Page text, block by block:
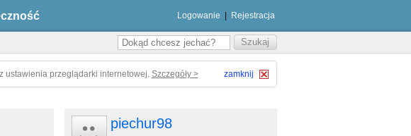
Logowanie Rejestracja
ustawienia przeglądarki internetowej. Szczegóły > zamknij
piechur98